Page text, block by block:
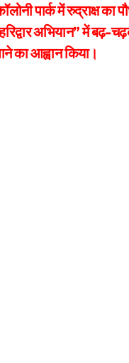
पार्क में रुद्राक्ष का
अभियान” में बढ़-
का आह्वान किया।